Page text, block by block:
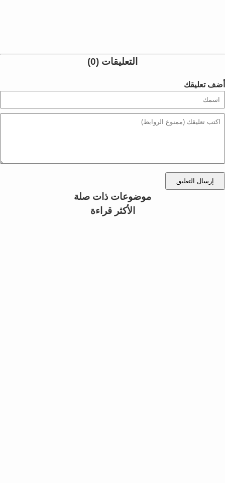
التعليقات (0)
أضف تعليقك
إرسال التعليق
موضوعات ذات صلة
الأكثر قراءة